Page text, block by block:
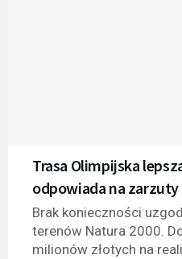
Trasa Olimpijska
odpowiada na zarzuty
Brak konieczności
terenów Natura 2000.
milionów złotych na